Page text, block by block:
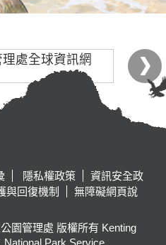
隱私權政策
資訊安全政
與回復機制
無障礙網頁說
園管理處 版權所有 Kenting
Park Service,